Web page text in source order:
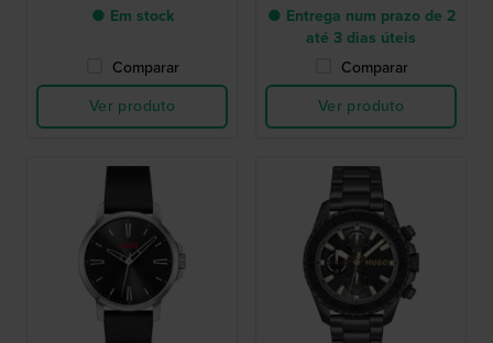
● Em stock
Comparar
Ver produto
● Entrega num prazo de 2
até 3 dias úteis
Comparar
Ver produto